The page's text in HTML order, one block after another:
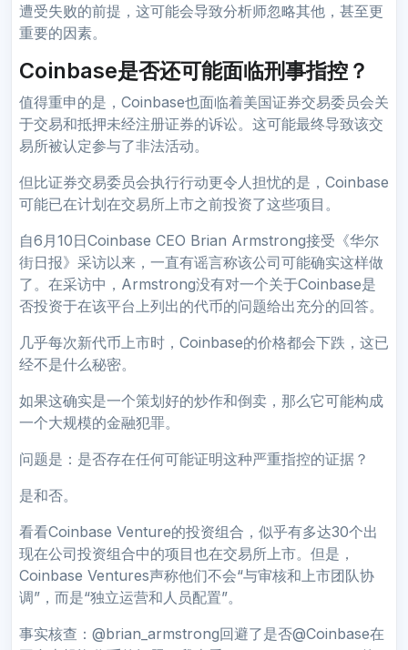
遭受失败的前提，这可能会导致分析师忽略其他，甚至更
重要的因素。
Coinbase是否还可能面临刑事指控？
值得重申的是，Coinbase也面临着美国证券交易委员会关
于交易和抵押未经注册证券的诉讼。这可能最终导致该交
易所被认定参与了非法活动。
但比证券交易委员会执行行动更令人担忧的是，Coinbase
可能已在计划在交易所上市之前投资了这些项目。
自6月10日Coinbase CEO Brian Armstrong接受《华尔
街日报》采访以来，一直有谣言称该公司可能确实这样做
了。在采访中，Armstrong没有对一个关于Coinbase是
否投资于在该平台上列出的代币的问题给出充分的回答。
几乎每次新代币上市时，Coinbase的价格都会下跌，这已
经不是什么秘密。
如果这确实是一个策划好的炒作和倒卖，那么它可能构成
一个大规模的金融犯罪。
问题是：是否存在任何可能证明这种严重指控的证据？
是和否。
看看Coinbase Venture的投资组合，似乎有多达30个出
现在公司投资组合中的项目也在交易所上市。但是，
Coinbase Ventures声称他们不会“与审核和上市团队协
调”，而是“独立运营和人员配置”。
事实核查：@brian_armstrong回避了是否@Coinbase在